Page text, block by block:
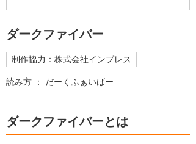
ダークファイバー
制作協力：株式会社インプレス
読み方 ： だーくふぁいばー
ダークファイバーとは